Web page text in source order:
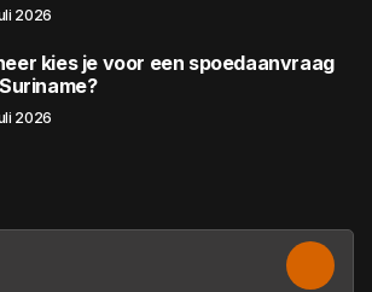
2026
kies je voor een spoedaanvraag
2026